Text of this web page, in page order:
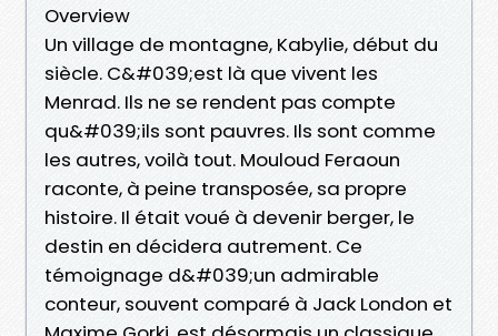
Overview
Un village de montagne, Kabylie, début du
siècle. C&#039;est là que vivent les
Menrad. Ils ne se rendent pas compte
qu&#039;ils sont pauvres. Ils sont comme
les autres, voilà tout. Mouloud Feraoun
raconte, à peine transposée, sa propre
histoire. Il était voué à devenir berger, le
destin en décidera autrement. Ce
témoignage d&#039;un admirable
conteur, souvent comparé à Jack London et